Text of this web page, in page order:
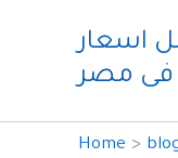
01000915976 افضل اسعار
فى مصر
Home